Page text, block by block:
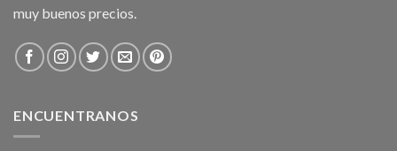
muy buenos precios.
ENCUENTRANOS